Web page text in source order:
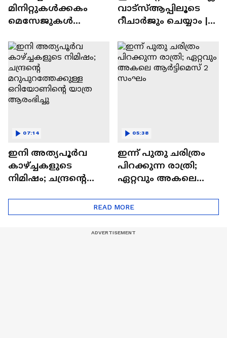
മിനിറ്റുകൾക്കകം
മെസേജുകള്‍
WhatsApp | Tech Talk
വാട്‌സ്‌ആപ്പിലൂടെ
റീചാർജും ചെയ്യാം |
Tech Talk
ഇനി അത്യപൂര്‍വ
കാഴ്ച്ചകളുടെ
നിമിഷം; ചന്ദ്രന്റെ
ഒറിയോണിന്റെ യാത്ര
ആരംഭിച്ചു
07:14
ഇന്ന് പുതു ചരിത്രം
പിറക്കുന്ന രാത്രി;
ഏറ്റവും അകലെ
05:38
READ MORE